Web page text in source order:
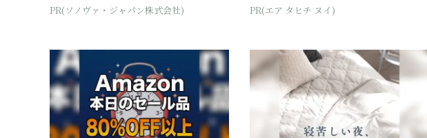
PR(ソノヴァ・ジャパン株式会社) PR(エア タヒチ ヌイ)